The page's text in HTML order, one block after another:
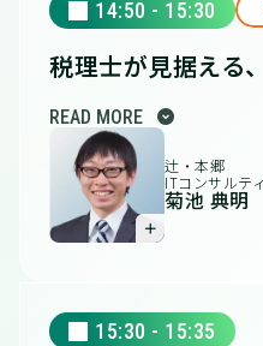
14:50 - 15:30
税理士が見据える
READ MORE expand_circle_down
＋
辻・本郷
ITコンサルテ
菊池 典明
15:30 - 15:35